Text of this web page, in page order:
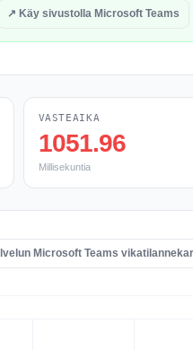
↗ Käy sivustolla Microsoft Teams
VASTEAIKA
1051.96
Millisekuntia
Microsoft Teams